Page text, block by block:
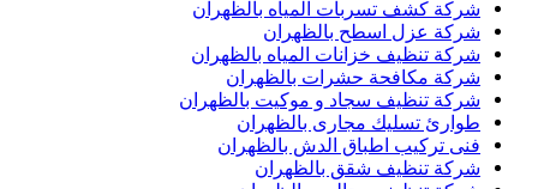
شركة كشف تسربات المياه بالظهران
شركة عزل اسطح بالظهران
شركة تنظيف خزانات المياه بالظهران
شركة مكافحة حشرات بالظهران
شركة تنظيف سجاد و موكيت بالظهران
طوارئ تسليك مجارى بالظهران
فنى تركيب اطباق الدش بالظهران
شركة تنظيف شقق بالظهران